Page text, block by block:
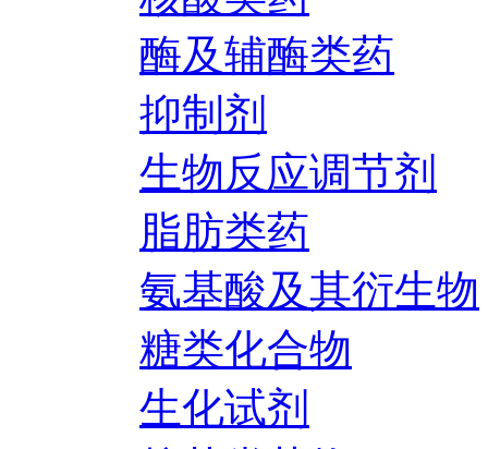
酶及辅酶类药
抑制剂
生物反应调节剂
脂肪类药
氨基酸及其衍生物
糖类化合物
生化试剂